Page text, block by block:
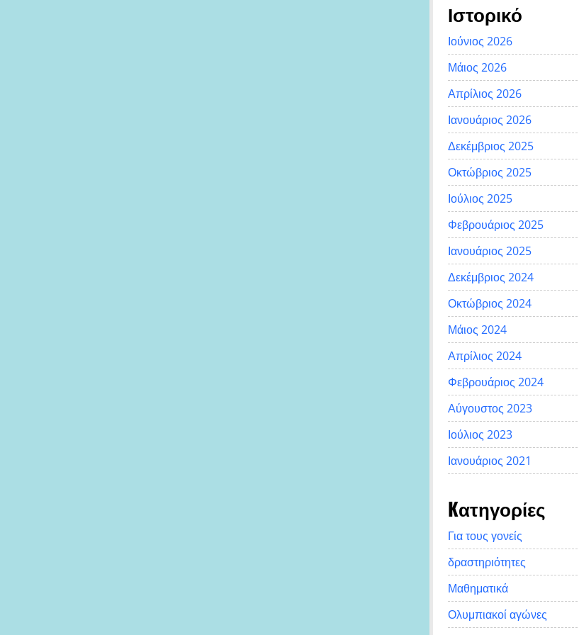
Ιστορικό
Ιούνιος 2026
Μάιος 2026
Απρίλιος 2026
Ιανουάριος 2026
Δεκέμβριος 2025
Οκτώβριος 2025
Ιούλιος 2025
Φεβρουάριος 2025
Ιανουάριος 2025
Δεκέμβριος 2024
Οκτώβριος 2024
Μάιος 2024
Απρίλιος 2024
Φεβρουάριος 2024
Αύγουστος 2023
Ιούλιος 2023
Ιανουάριος 2021
Kατηγορίες
Για τους γονείς
δραστηριότητες
Μαθηματικά
Ολυμπιακοί αγώνες